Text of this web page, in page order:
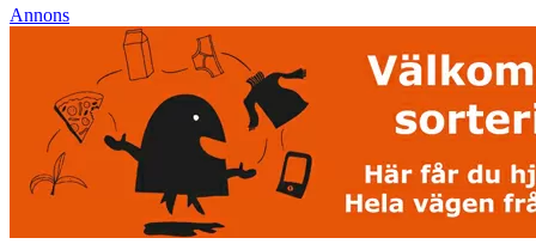
Annons